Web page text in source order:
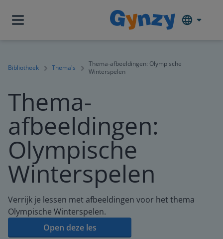
Bibliotheek Thema's
Thema-afbeeldingen: Olympische
Winterspelen
Thema-
afbeeldingen:
Olympische
Winterspelen
Verrijk je lessen met afbeeldingen voor het thema
Olympische Winterspelen.
Open deze les